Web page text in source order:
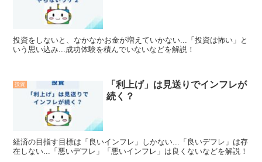
投資をしないと、なかなかお金が増えていかない...「投資は怖い」と
いう思い込み...成功体験を積んでいないなどを解説！
投資
「利上げ」は見送りでインフレが
続く？
経済の目指す目標は「良いインフレ」しかない...「良いデフレ」は存
在しない...「悪いデフレ」「悪いインフレ」は良くないなどを解説！